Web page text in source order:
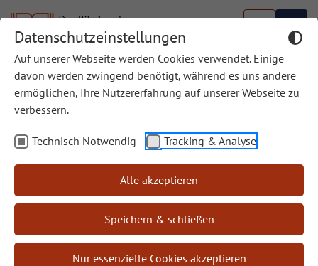
Datenschutzeinstellungen
Auf unserer Webseite werden Cookies verwendet. Einige
davon werden zwingend benötigt, während es uns andere
ermöglichen, Ihre Nutzererfahrung auf unserer Webseite zu
verbessern.
Technisch Notwendig Tracking & Analyse
Alle akzeptieren
Speichern & schließen
Nur essenzielle Cookies akzeptieren
Biblische Bücherschau
Die Biblische Bücherschau wird ab Mitte 2024 nicht
Rezensionen interessanter Sachbücher finden Sie
weiterhin in unser Zeitschrift“Bibel und Kirche”
Autor/in